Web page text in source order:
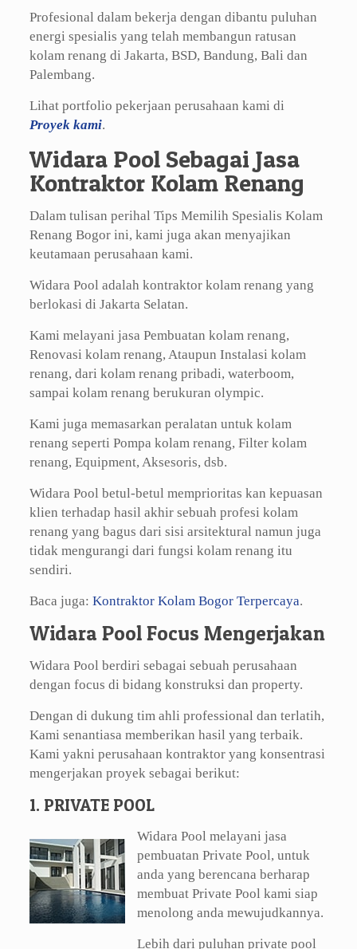
Profesional dalam bekerja dengan dibantu puluhan
energi spesialis yang telah membangun ratusan
kolam renang di Jakarta, BSD, Bandung, Bali dan
Palembang.
Lihat portfolio pekerjaan perusahaan kami di
Proyek kami.
Widara Pool Sebagai Jasa
Kontraktor Kolam Renang
Dalam tulisan perihal Tips Memilih Spesialis Kolam
Renang Bogor ini, kami juga akan menyajikan
keutamaan perusahaan kami.
Widara Pool adalah kontraktor kolam renang yang
berlokasi di Jakarta Selatan.
Kami melayani jasa Pembuatan kolam renang,
Renovasi kolam renang, Ataupun Instalasi kolam
renang, dari kolam renang pribadi, waterboom,
sampai kolam renang berukuran olympic.
Kami juga memasarkan peralatan untuk kolam
renang seperti Pompa kolam renang, Filter kolam
renang, Equipment, Aksesoris, dsb.
Widara Pool betul-betul memprioritas kan kepuasan
klien terhadap hasil akhir sebuah profesi kolam
renang yang bagus dari sisi arsitektural namun juga
tidak mengurangi dari fungsi kolam renang itu
sendiri.
Baca juga: Kontraktor Kolam Bogor Terpercaya.
Widara Pool Focus Mengerjakan
Widara Pool berdiri sebagai sebuah perusahaan
dengan focus di bidang konstruksi dan property.
Dengan di dukung tim ahli professional dan terlatih,
Kami senantiasa memberikan hasil yang terbaik.
Kami yakni perusahaan kontraktor yang konsentrasi
mengerjakan proyek sebagai berikut:
1. PRIVATE POOL
Widara Pool melayani jasa
pembuatan Private Pool, untuk
anda yang berencana berharap
membuat Private Pool kami siap
menolong anda mewujudkannya.
Lebih dari puluhan private pool